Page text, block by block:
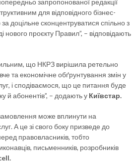
запропонованої редакції
для відповідного бізнес-
доцільне сконцентруватися спільно з
проєкту Правил”, – відповідають
що НКРЗ вирішила ретельно
та економічне обґрунтування змін у
і сподіваємося, що це питання буде
й абонентів”, – додають у Київстар.
може вплинути на
А це зі свого боку призведе до
правовласників, тобто
письменників, розробників